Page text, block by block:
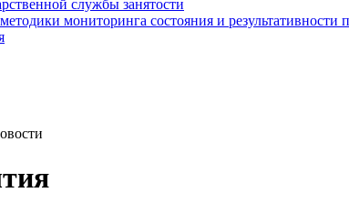
службы занятости
мониторинга состояния и